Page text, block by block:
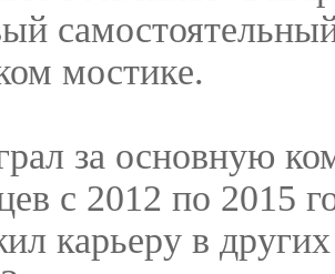
мостике.
за основную
с 2012 по 2015
карьеру в